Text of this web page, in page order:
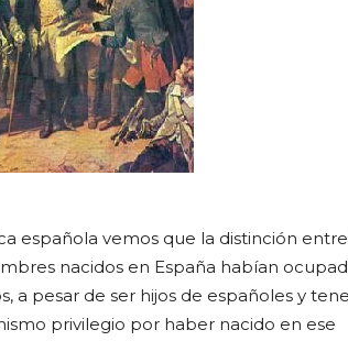
española vemos que la distinción
nacidos en España habían
a pesar de ser hijos de españoles y
privilegio por haber nacido en ese